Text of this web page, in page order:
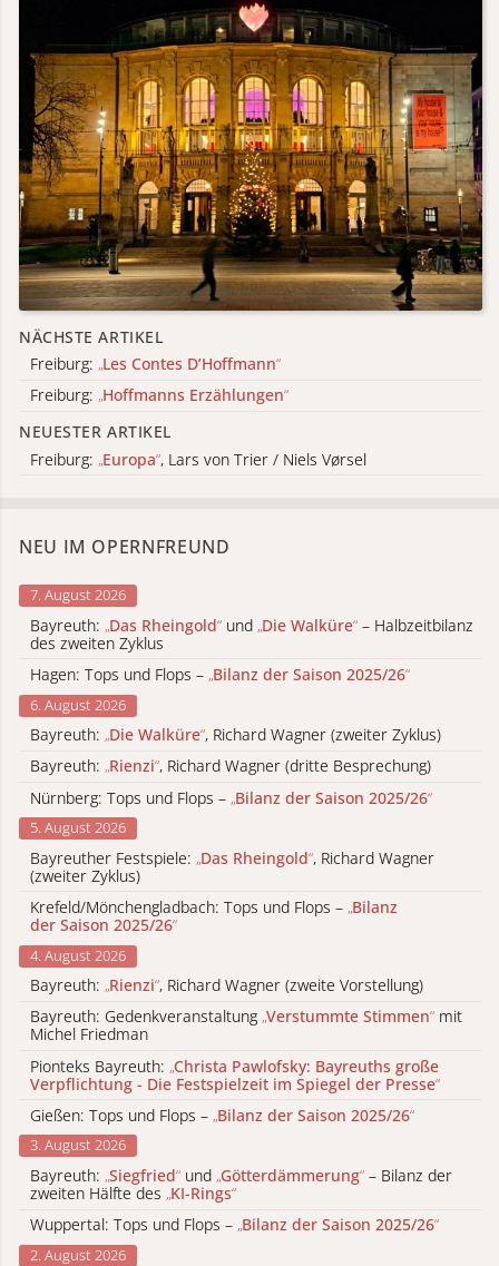
NÄCHSTE ARTIKEL
Freiburg: „Les Contes D’Hoffmann“
Freiburg: „Hoffmanns Erzählungen“
NEUESTER ARTIKEL
Freiburg: „Europa“, Lars von Trier / Niels Vørsel
NEU IM OPERNFREUND
7. August 2026
Bayreuth: „Das Rheingold“ und „Die Walküre“ – Halbzeitbilanz
des zweiten Zyklus
Hagen: Tops und Flops – „Bilanz der Saison 2025/26“
6. August 2026
Bayreuth: „Die Walküre“, Richard Wagner (zweiter Zyklus)
Bayreuth: „Rienzi“, Richard Wagner (dritte Besprechung)
Nürnberg: Tops und Flops – „Bilanz der Saison 2025/26“
5. August 2026
Bayreuther Festspiele: „Das Rheingold“, Richard Wagner
(zweiter Zyklus)
Krefeld/Mönchengladbach: Tops und Flops – „Bilanz
der Saison 2025/26“
4. August 2026
Bayreuth: „Rienzi“, Richard Wagner (zweite Vorstellung)
Bayreuth: Gedenkveranstaltung „Verstummte Stimmen“ mit
Michel Friedman
Pionteks Bayreuth: „Christa Pawlofsky: Bayreuths große
Verpflichtung - Die Festspielzeit im Spiegel der Presse“
Gießen: Tops und Flops – „Bilanz der Saison 2025/26“
3. August 2026
Bayreuth: „Siegfried“ und „Götterdämmerung“ – Bilanz der
zweiten Hälfte des „KI-Rings“
Wuppertal: Tops und Flops – „Bilanz der Saison 2025/26“
2. August 2026